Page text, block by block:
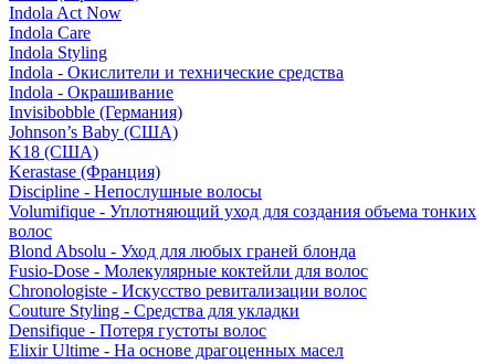
Indola Act Now
Indola Care
Indola Styling
Indola - Окислители и технические средства
Indola - Окрашивание
Invisibobble (Германия)
Johnson’s Baby (США)
K18 (США)
Kerastase (Франция)
Discipline - Непослушные волосы
Volumifique - Уплотняющий уход для создания объема тонких
волос
Blond Absolu - Уход для любых граней блонда
Fusio-Dose - Молекулярные коктейли для волос
Chronologiste - Искусство ревитализации волос
Couture Styling - Средства для укладки
Densifique - Потеря густоты волос
Elixir Ultime - На основе драгоценных масел